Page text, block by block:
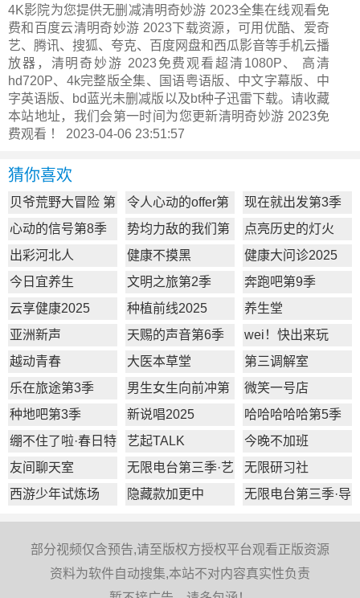
4K影院为您提供无删减清明奇妙游 2023全集在线观看免
费和百度云清明奇妙游 2023下载资源，可用优酷、爱奇
艺、腾讯、搜狐、夸克、百度网盘和西瓜影音等手机云播
放器，清明奇妙游 2023免费观看超清1080P、 高清
hd720P、4k完整版全集、国语粤语版、中文字幕版、中
字英语版、bd蓝光未删减版以及bt种子迅雷下载。请收藏
本站地址，我们会第一时间为您更新清明奇妙游 2023免
费观看 ！ 2023-04-06 23:51:57
猜你喜欢
贝爷荒野大冒险 第
一季
令人心动的offer第
7季
现在就出发第3季
心动的信号第8季
势均力敌的我们第
2季
点亮历史的灯火
出彩河北人
健康不摸黑
健康大问诊2025
今日宜养生
文明之旅第2季
奔跑吧第9季
云享健康2025
种植前线2025
养生堂
亚洲新声
天赐的声音第6季
wei！快出来玩
越动青春
大医本草堂
第三调解室
乐在旅途第3季
男生女生向前冲第
17季
微笑一号店
种地吧第3季
新说唱2025
哈哈哈哈哈第5季
绷不住了啦·春日特
辑
艺起TALK
今晚不加班
友间聊天室
无限电台第三季·艺
员篇
无限研习社
西游少年试炼场
隐藏款加更中
无限电台第三季·导
部分视频仅含预告,请至版权方授权平台观看正版资源
资料为软件自动搜集,本站不对内容真实性负责